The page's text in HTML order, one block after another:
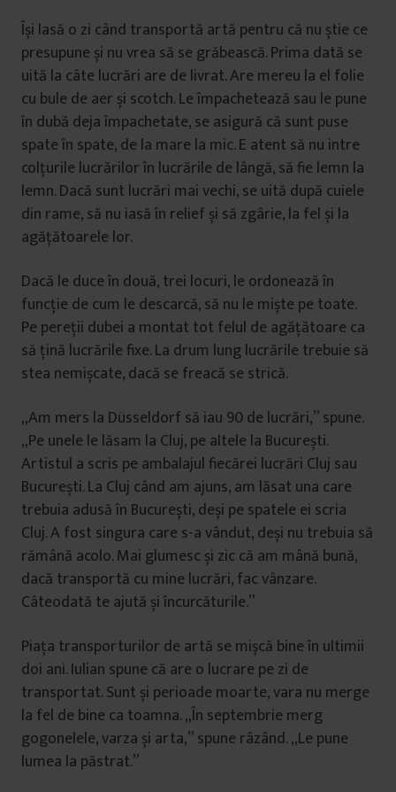
Își lasă o zi când transportă artă pentru că nu știe ce
presupune și nu vrea să se grăbească. Prima dată se
uită la câte lucrări are de livrat. Are mereu la el folie
cu bule de aer și scotch. Le împachetează sau le pune
în dubă deja împachetate, se asigură că sunt puse
spate în spate, de la mare la mic. E atent să nu intre
colțurile lucrărilor în lucrările de lângă, să fie lemn la
lemn. Dacă sunt lucrări mai vechi, se uită după cuiele
din rame, să nu iasă în relief și să zgârie, la fel și la
agățătoarele lor.
Dacă le duce în două, trei locuri, le ordonează în
funcție de cum le descarcă, să nu le miște pe toate.
Pe pereții dubei a montat tot felul de agățătoare ca
să țină lucrările fixe. La drum lung lucrările trebuie să
stea nemișcate, dacă se freacă se strică.
„Am mers la Düsseldorf să iau 90 de lucrări,” spune.
„Pe unele le lăsam la Cluj, pe altele la București.
Artistul a scris pe ambalajul fiecărei lucrări Cluj sau
București. La Cluj când am ajuns, am lăsat una care
trebuia adusă în București, deși pe spatele ei scria
Cluj. A fost singura care s-a vândut, deși nu trebuia să
rămână acolo. Mai glumesc și zic că am mână bună,
dacă transportă cu mine lucrări, fac vânzare.
Câteodată te ajută și încurcăturile.”
Piața transporturilor de artă se mișcă bine în ultimii
doi ani. Iulian spune că are o lucrare pe zi de
transportat. Sunt și perioade moarte, vara nu merge
la fel de bine ca toamna. „În septembrie merg
gogonelele, varza și arta,” spune râzând. „Le pune
lumea la păstrat.”